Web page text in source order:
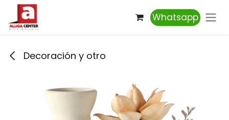
Ir al contenido
Whatsapp
Decoración y otro